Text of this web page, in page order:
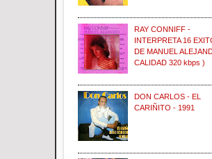
RAY CONNIFF -
INTERPRETA 16
DE MANUEL
CALIDAD 320 kbps )
DON CARLOS - EL
CARIÑITO - 1991